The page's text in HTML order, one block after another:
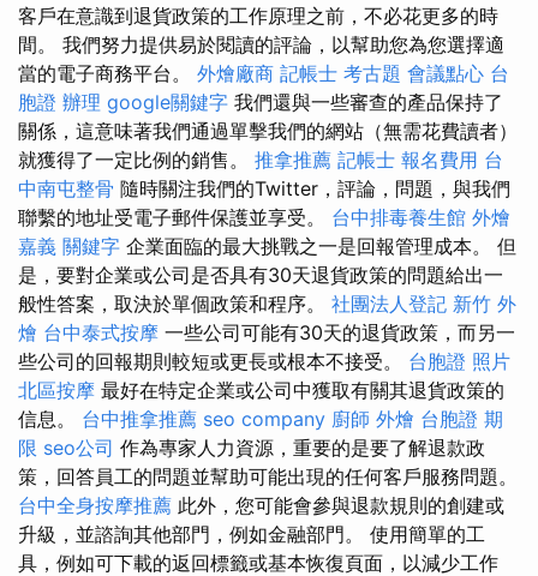
客戶在意識到退貨政策的工作原理之前，不必花更多的時
間。 我們努力提供易於閱讀的評論，以幫助您為您選擇適
當的電子商務平台。 外燴廠商 記帳士 考古題 會議點心 台
胞證 辦理 google關鍵字 我們還與一些審查的產品保持了
關係，這意味著我們通過單擊我們的網站（無需花費讀者）
就獲得了一定比例的銷售。 推拿推薦 記帳士 報名費用 台
中南屯整骨 隨時關注我們的Twitter，評論，問題，與我們
聯繫的地址受電子郵件保護並享受。 台中排毒養生館 外燴
嘉義 關鍵字 企業面臨的最大挑戰之一是回報管理成本。 但
是，要對企業或公司是否具有30天退貨政策的問題給出一
般性答案，取決於單個政策和程序。 社團法人登記 新竹 外
燴 台中泰式按摩 一些公司可能有30天的退貨政策，而另一
些公司的回報期則較短或更長或根本不接受。 台胞證 照片
北區按摩 最好在特定企業或公司中獲取有關其退貨政策的
信息。 台中推拿推薦 seo company 廚師 外燴 台胞證 期
限 seo公司 作為專家人力資源，重要的是要了解退款政
策，回答員工的問題並幫助可能出現的任何客戶服務問題。
台中全身按摩推薦 此外，您可能會參與退款規則的創建或
升級，並諮詢其他部門，例如金融部門。 使用簡單的工
具，例如可下載的返回標籤或基本恢復頁面，以減少工作